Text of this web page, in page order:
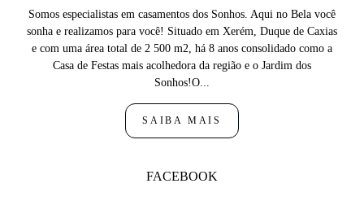
Somos especialistas em casamentos dos Sonhos. Aqui no Bela você
sonha e realizamos para você! Situado em Xerém, Duque de Caxias
e com uma área total de 2 500 m2, há 8 anos consolidado como a
Casa de Festas mais acolhedora da região e o Jardim dos
Sonhos!O...
SAIBA MAIS
FACEBOOK